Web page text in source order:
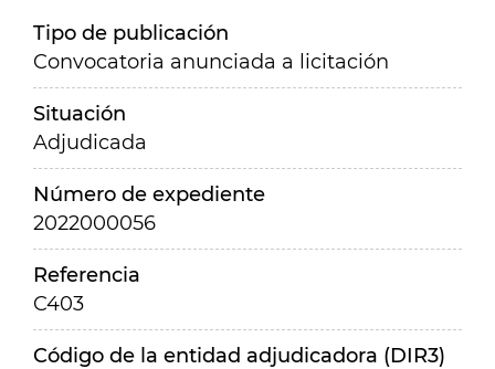
Tipo de publicación
Convocatoria anunciada a licitación
Situación
Adjudicada
Número de expediente
2022000056
Referencia
C403
Código de la entidad adjudicadora (DIR3)